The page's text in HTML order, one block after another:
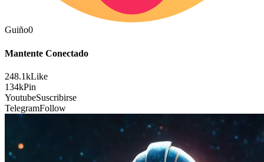
Guiño0
Mantente Conectado
248.1kLike
134kPin
YoutubeSuscribirse
TelegramFollow